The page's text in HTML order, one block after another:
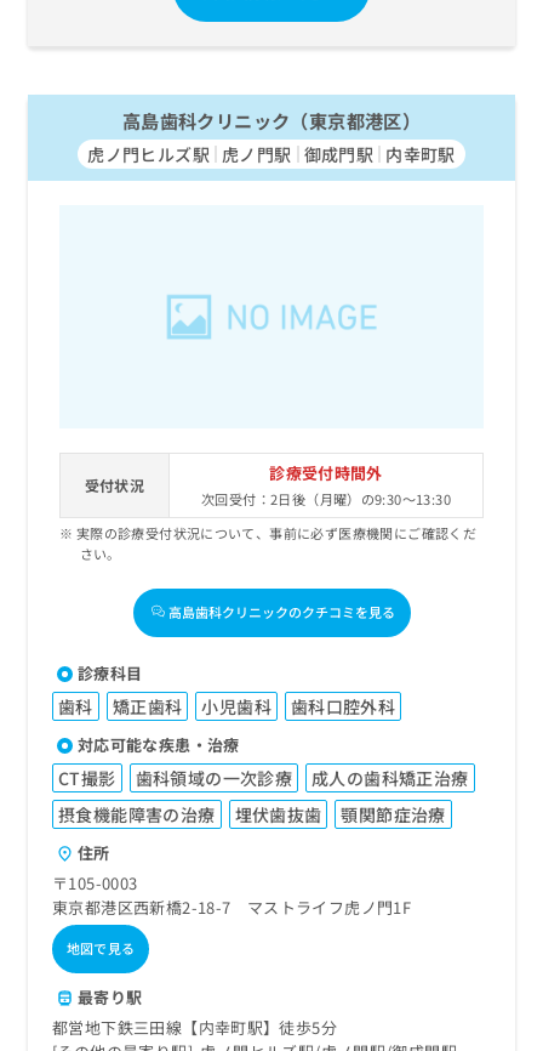
高島歯科クリニック（東京都港区）
虎ノ門ヒルズ駅 虎ノ門駅 御成門駅 内幸町駅
受付状況
診療受付時間外
次回受付：2日後（月曜）の9:30～13:30
実際の診療受付状況について、事前に必ず医療機関にご確認くだ
さい。
高島歯科クリニックのクチコミを見る
診療科目
歯科 矯正歯科 小児歯科 歯科口腔外科
対応可能な疾患・治療
CT撮影 歯科領域の一次診療
成人の歯科矯正治療
摂食機能障害の治療
埋伏歯抜歯 顎関節症治療
住所
〒105-0003
東京都港区西新橋2-18-7 マストライフ虎ノ門1F
地図で見る
最寄り駅
都営地下鉄三田線【内幸町駅】徒歩5分